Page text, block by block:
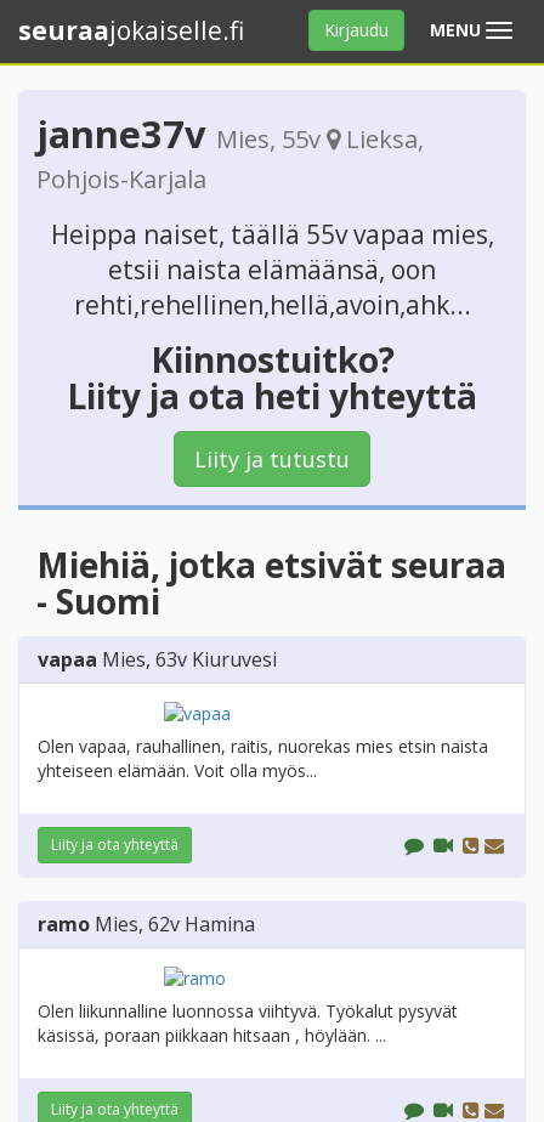
MENU Avaa
valikko
seuraajokaiselle.fi Kirjaudu
janne37v Mies, 55v Lieksa,
Pohjois-Karjala
Heippa naiset, täällä 55v vapaa mies,
etsii naista elämäänsä, oon
rehti,rehellinen,hellä,avoin,ahk...
Kiinnostuitko?
Liity ja ota heti yhteyttä
Liity ja tutustu
Miehiä, jotka etsivät seuraa
- Suomi
vapaa Mies, 63v Kiuruvesi
Olen vapaa, rauhallinen, raitis, nuorekas mies etsin naista
yhteiseen elämään. Voit olla myös...
Liity ja ota yhteyttä
ramo Mies, 62v Hamina
Olen liikunnalline luonnossa viihtyvä. Työkalut pysyvät
käsissä, poraan piikkaan hitsaan , höylään. ...
Liity ja ota yhteyttä